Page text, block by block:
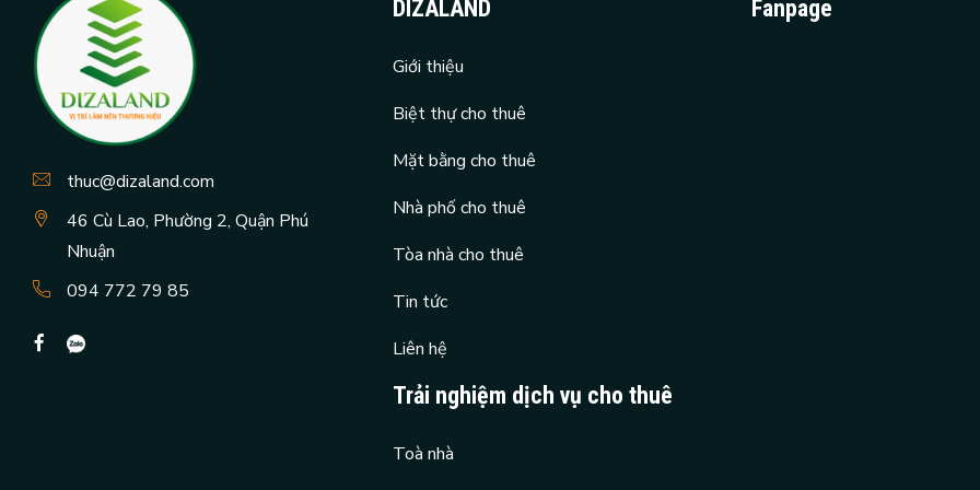
thuc@dizaland.com
46 Cù Lao, Phường 2, Quận Phú
Nhuận
094 772 79 85
DIZALAND
Giới thiệu
Biệt thự cho thuê
Mặt bằng cho thuê
Nhà phố cho thuê
Tòa nhà cho thuê
Tin tức
Liên hệ
Trải nghiệm dịch vụ cho thuê
Toà nhà
Fanpage